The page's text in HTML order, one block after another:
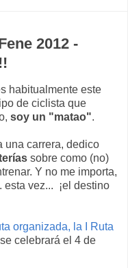
2012 -
habitualmente este
de ciclista que
soy un "matao".
una carrera, dedico
sobre como (no)
Y no me importa,
esta vez... ¡el destino
organizada, la I Ruta
celebrará el 4 de